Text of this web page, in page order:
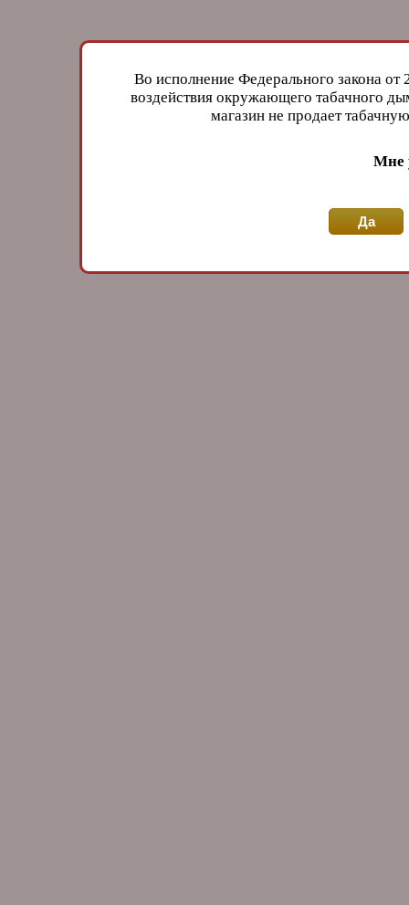
Во исполнение Федерального закона
воздействия окружающего табачного
магазин не продает
Мне
Да